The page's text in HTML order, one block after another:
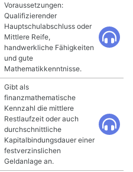
Voraussetzungen:
Qualifizierender
Hauptschulabschluss oder
Mittlere Reife,
handwerkliche Fähigkeiten
und gute
Mathematikkenntnisse.
Gibt als
finanzmathematische
Kennzahl die mittlere
Restlaufzeit oder auch
durchschnittliche
Kapitalbindungsdauer einer
festverzinslichen
Geldanlage an.